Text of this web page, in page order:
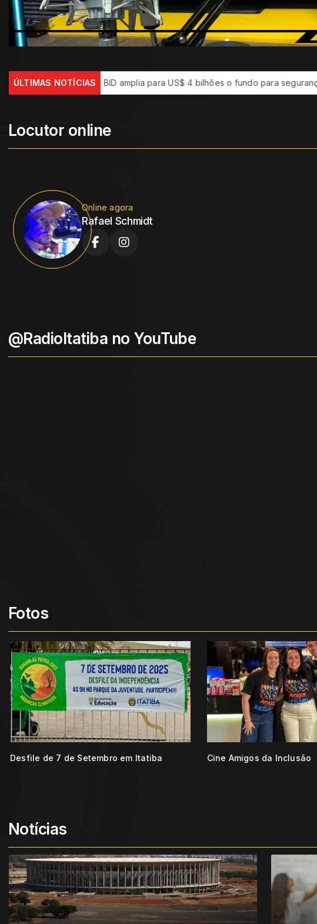
ÚLTIMAS NOTÍCIAS
BID amplia para US$ 4 bilhões o fundo para segurança na América Latina
Locutor online
Online agora
Rafael Schmidt
@RadioItatiba no YouTube
Fotos
Desfile de 7 de Setembro em Itatiba Cine Amigos da Inclusão
Notícias